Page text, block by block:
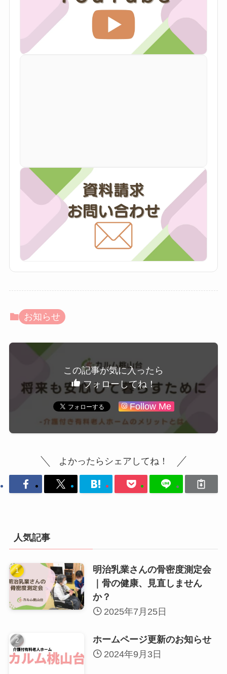
お知らせ
この記事が気に入ったら
フォローしてね！
Follow Me
よかったらシェアしてね！
人気記事
明治乳業さんの骨密度測定会
｜骨の健康、見直しません
か？
2025年7月25日
ホームページ更新のお知らせ
2024年9月3日